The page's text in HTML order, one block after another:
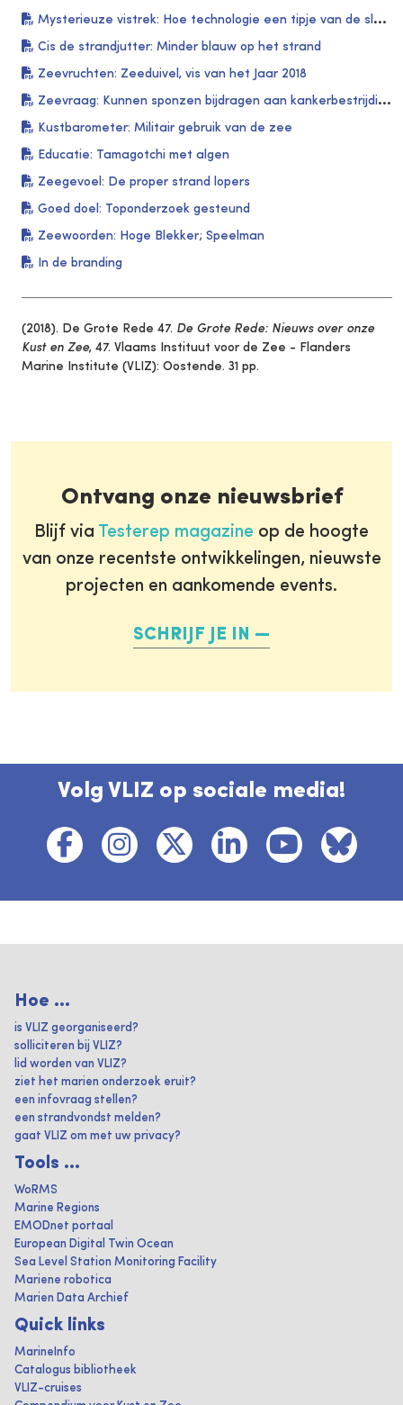
Mysterieuze vistrek: Hoe technologie een tipje van de sluier licht
Cis de strandjutter: Minder blauw op het strand
Zeevruchten: Zeeduivel, vis van het Jaar 2018
Zeevraag: Kunnen sponzen bijdragen aan kankerbestrijding?
Kustbarometer: Militair gebruik van de zee
Educatie: Tamagotchi met algen
Zeegevoel: De proper strand lopers
Goed doel: Toponderzoek gesteund
Zeewoorden: Hoge Blekker; Speelman
In de branding
(2018). De Grote Rede 47. De Grote Rede: Nieuws over onze
Kust en Zee, 47. Vlaams Instituut voor de Zee - Flanders
Marine Institute (VLIZ): Oostende. 31 pp.
Ontvang onze nieuwsbrief
Blijf via Testerep magazine op de hoogte
van onze recentste ontwikkelingen, nieuwste
projecten en aankomende events.
SCHRIJF JE IN
Volg VLIZ op sociale media!
Hoe ...
is VLIZ georganiseerd?
solliciteren bij VLIZ?
lid worden van VLIZ?
ziet het marien onderzoek eruit?
een infovraag stellen?
een strandvondst melden?
gaat VLIZ om met uw privacy?
Tools ...
WoRMS
Marine Regions
EMODnet portaal
European Digital Twin Ocean
Sea Level Station Monitoring Facility
Mariene robotica
Marien Data Archief
Quick links
MarineInfo
Catalogus bibliotheek
VLIZ-cruises